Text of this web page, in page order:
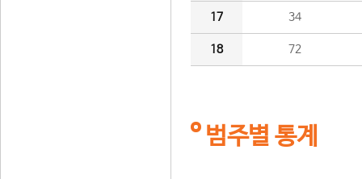
17 34
18 72
범주별 통계